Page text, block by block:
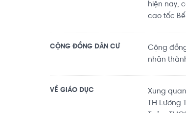
hiện nay,
cao tốc
CỘNG ĐỒNG DÂN CƯ
Cộng
nhân
VỀ GIÁO DỤC
Xung
TH